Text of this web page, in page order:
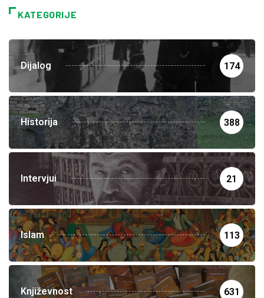
KATEGORIJE
Dijalog 174
Historija 388
Intervjui 21
Islam 113
Književnost 631